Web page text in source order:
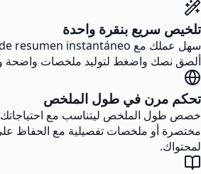
تلخيص سريع بنقرة واحدة
ألصق نصك واضغط لتوليد ملخصات واضحة
تحكم مرن في طول الملخص
خصص طول الملخص ليتناسب مع
مختصرة أو ملخصات تفصيلية مع الحفاظ
لمحتواك.